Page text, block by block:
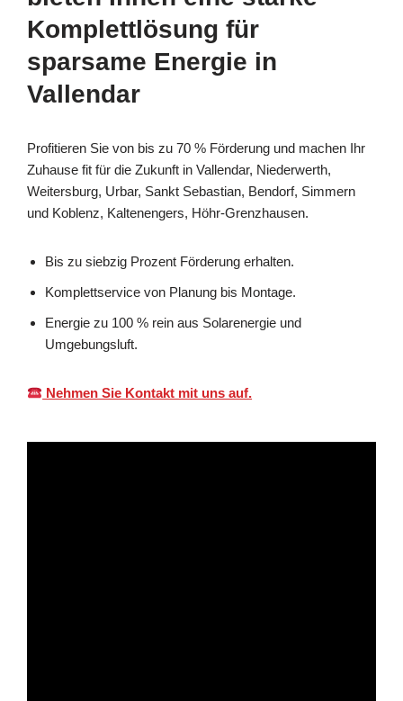
Komplettlösung für
sparsame Energie in
Vallendar
Profitieren Sie von bis zu 70 % Förderung und machen Ihr
Zuhause fit für die Zukunft in Vallendar, Niederwerth,
Weitersburg, Urbar, Sankt Sebastian, Bendorf, Simmern
und Koblenz, Kaltenengers, Höhr-Grenzhausen.
Bis zu siebzig Prozent Förderung erhalten.
Komplettservice von Planung bis Montage.
Energie zu 100 % rein aus Solarenergie und
Umgebungsluft.
Nehmen Sie Kontakt mit uns auf.